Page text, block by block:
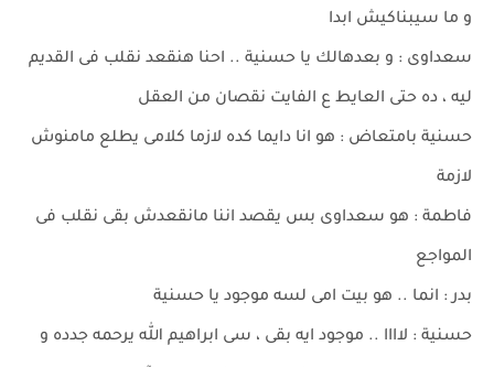
و ما سيبناكيش ابدا
سعداوى : و بعدهالك يا حسنية .. احنا هنقعد نقلب فى القديم
ليه ، ده حتى العايط ع الفايت نقصان من العقل
حسنية بامتعاض : هو انا دايما كده لازما كلامى يطلع مامنوش
لازمة
فاطمة : هو سعداوى بس يقصد اننا مانقعدش بقى نقلب فى
المواجع
بدر : انما .. هو بيت امى لسه موجود يا حسنية
حسنية : لاااا .. موجود ايه بقى ، سى ابراهيم الله يرحمه جدده و